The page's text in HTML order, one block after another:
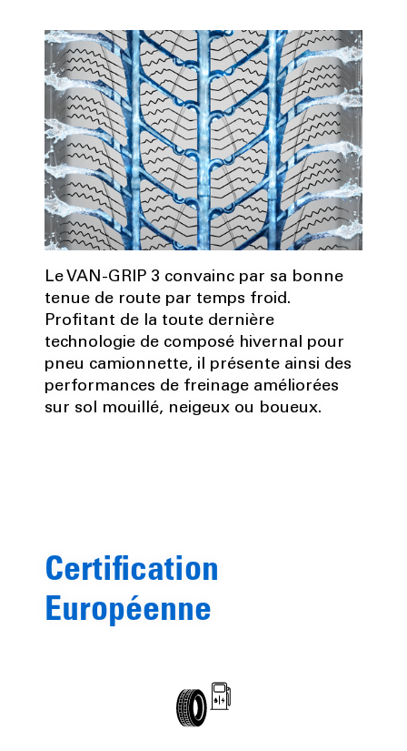
Le VAN-GRIP 3 convainc par sa bonne
tenue de route par temps froid.
Profitant de la toute dernière
technologie de composé hivernal pour
pneu camionnette, il présente ainsi des
performances de freinage améliorées
sur sol mouillé, neigeux ou boueux.
Certification
Européenne